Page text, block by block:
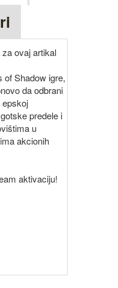
ovaj artikal
of Shadow igre,
da odbrani
epskoj
predele i
u
akcionih
aktivaciju!